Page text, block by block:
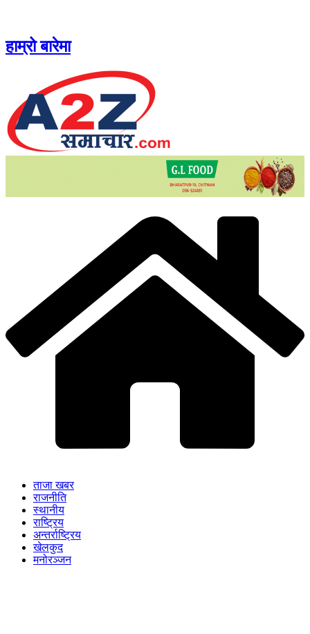
content
हाम्रो बारेमा
ताजा खबर
राजनीति
स्थानीय
राष्ट्रिय
अन्तर्राष्ट्रिय
खेलकुद
मनोरञ्जन